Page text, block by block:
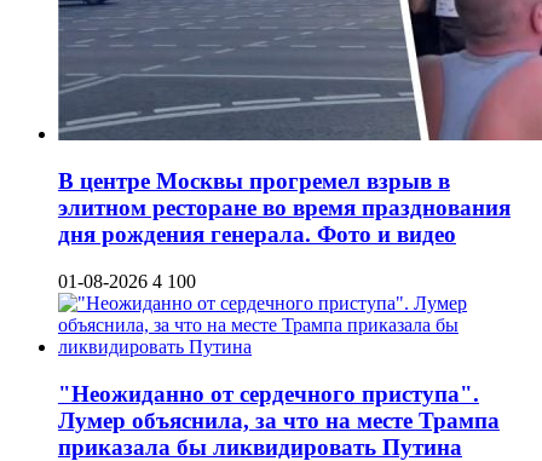
В центре Москвы прогремел взрыв в
элитном ресторане во время празднования
дня рождения генерала. Фото и видео
01-08-2026 4 100
"Неожиданно от сердечного приступа".
Лумер объяснила, за что на месте Трампа
приказала бы ликвидировать Путина